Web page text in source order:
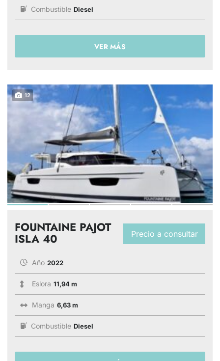
Combustible Diesel
VER MÁS
12
Precio a consultar
FOUNTAINE PAJOT
ISLA 40
Año 2022
Eslora 11,94 m
Manga 6,63 m
Combustible Diesel